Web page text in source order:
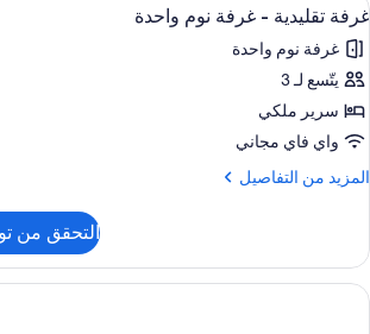
الأعمال
جميع
صور
غرفة
تقليدية
-
غرفة
نوم
16
غرفة تقليدية - غرفة نوم واحدة
غرفة نوم واحدة
يتّسع لـ 3
سرير ملكي
واي فاي مجاني
المزيد من التفاصيل
المزيد
غرفة
تقليدية
-
التحقق من